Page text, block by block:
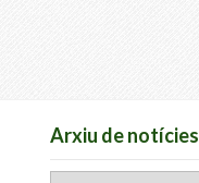
Arxiu de notícies